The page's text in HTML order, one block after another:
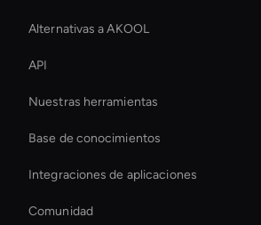
Alternativas a AKOOL
API
Nuestras herramientas
Base de conocimientos
Integraciones de aplicaciones
Comunidad